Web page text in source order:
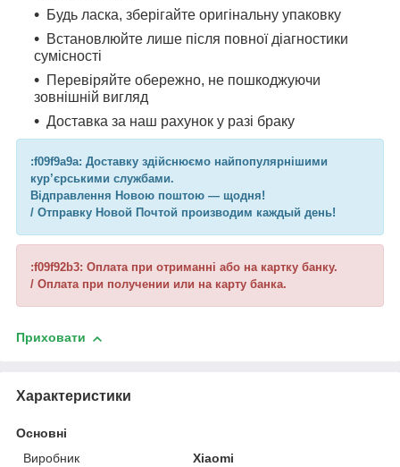
Будь ласка, зберігайте оригінальну упаковку
Встановлюйте лише після повної діагностики
сумісності
Перевіряйте обережно, не пошкоджуючи
зовнішній вигляд
Доставка за наш рахунок у разі браку
:f09f9a9a: Доставку здійснюємо найпопулярнішими
кур’єрськими службами.
Відправлення Новою поштою — щодня!
/ Отправку Новой Почтой производим каждый день!
:f09f92b3: Оплата при отриманні або на картку банку.
/ Оплата при получении или на карту банка.
Приховати
Характеристики
Основні
Виробник
Xiaomi